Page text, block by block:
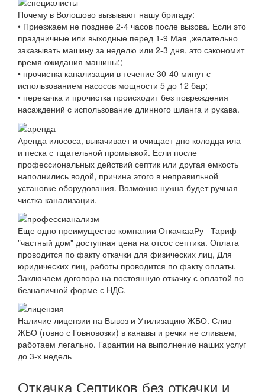
Почему в Волошово вызывают нашу бригаду:
• Приезжаем не позднее 2-4 часов после вызова. Если это
праздничные или выходные перед 1-9 Мая ,желательно
заказывать машину за неделю или 2-3 дня, это сэкономит
время ожидания машины;;
• прочистка канализации в течение 30-40 минут с
использованием насосов мощности 5 до 12 бар;
• перекачка и прочистка происходит без повреждения
насаждений с использование длинного шланга и рукава.
Аренда илососа, выкачивает и очищает дно колодца ила
и песка с тщательной промывкой. Если после
профессиональных действий септик или другая емкость
наполнились водой, причина этого в неправильной
установке оборудования. Возможно нужна будет ручная
чистка канализации.
Еще одно преимущество компании ОткачкааРу– Тариф
"частный дом" доступная цена на отсос септика. Оплата
проводится по факту откачки для физических лиц, Для
юридических лиц, работы проводится по факту оплаты.
Заключаем договора на постоянную откачку с оплатой по
безналичной форме с НДС.
Наличие лицензии на Вывоз и Утилизацию ЖБО. Слив
ЖБО (говно с Говновозки) в канавы и речки не сливаем,
работаем легально. Гарантии на выполнение наших услуг
до 3-х недель
Откачка Септиков без откачки и